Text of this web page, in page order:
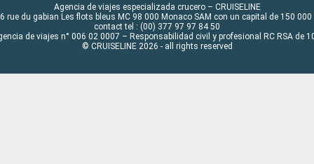
Agencia de viajes especializada crucero – CRUISELINE
rue du gabian Les flots bleus MC 98 000 Monaco SAM con un capital de 150 000
contact tel : (00) 377 97 97 84 50
de viajes n° 006 02 0007 – Responsabilidad civil y profesional RC RSA de
© CRUISELINE 2026 - all rights reserved